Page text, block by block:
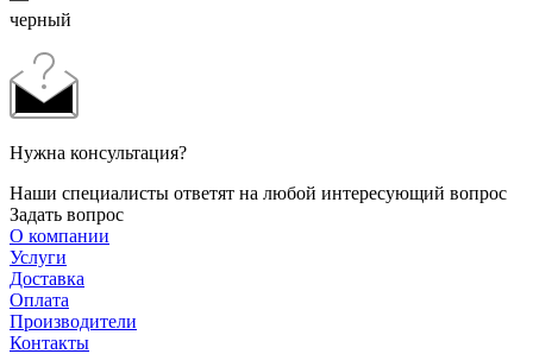
черный
Нужна консультация?
Наши специалисты ответят на любой интересующий вопрос
Задать вопрос
О компании
Услуги
Доставка
Оплата
Производители
Контакты